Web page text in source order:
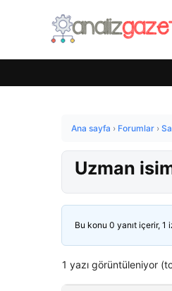
Ana sayfa › Forumlar ›
Uzman
Bu konu 0 yanıt içerir, 1
1 yazı görüntüleniyor